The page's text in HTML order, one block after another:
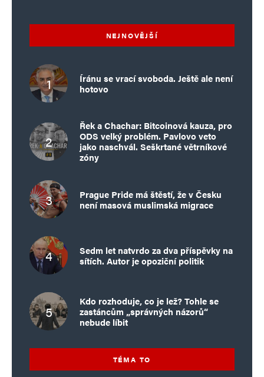
NEJNOVĚJŠÍ
Íránu se vrací svoboda. Ještě ale není
hotovo
Řek a Chachar: Bitcoinová kauza, pro
ODS velký problém. Pavlovo veto
jako naschvál. Seškrtané větrníkové
zóny
Prague Pride má štěstí, že v Česku
není masová muslimská migrace
Sedm let natvrdo za dva příspěvky na
sítích. Autor je opoziční politik
Kdo rozhoduje, co je lež? Tohle se
zastáncům „správných názorů“
nebude líbit
TÉMA TO